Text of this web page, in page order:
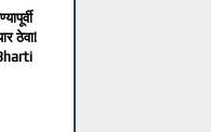
ठेवा!